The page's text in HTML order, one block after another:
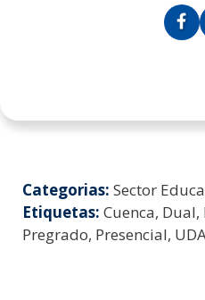
Categorias: Sector
Etiquetas: Cuenca,
Pregrado, Presencial,